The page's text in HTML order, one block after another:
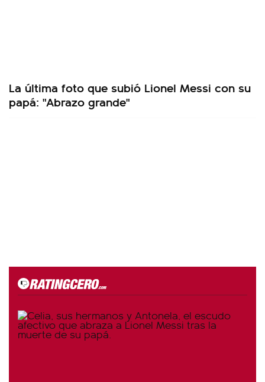
La última foto que subió Lionel Messi con su
papá: "Abrazo grande"